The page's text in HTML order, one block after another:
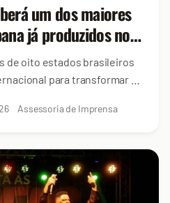
um dos maiores
já produzidos no
de oito estados brasileiros
para transformar a
Assessoria de Imprensa